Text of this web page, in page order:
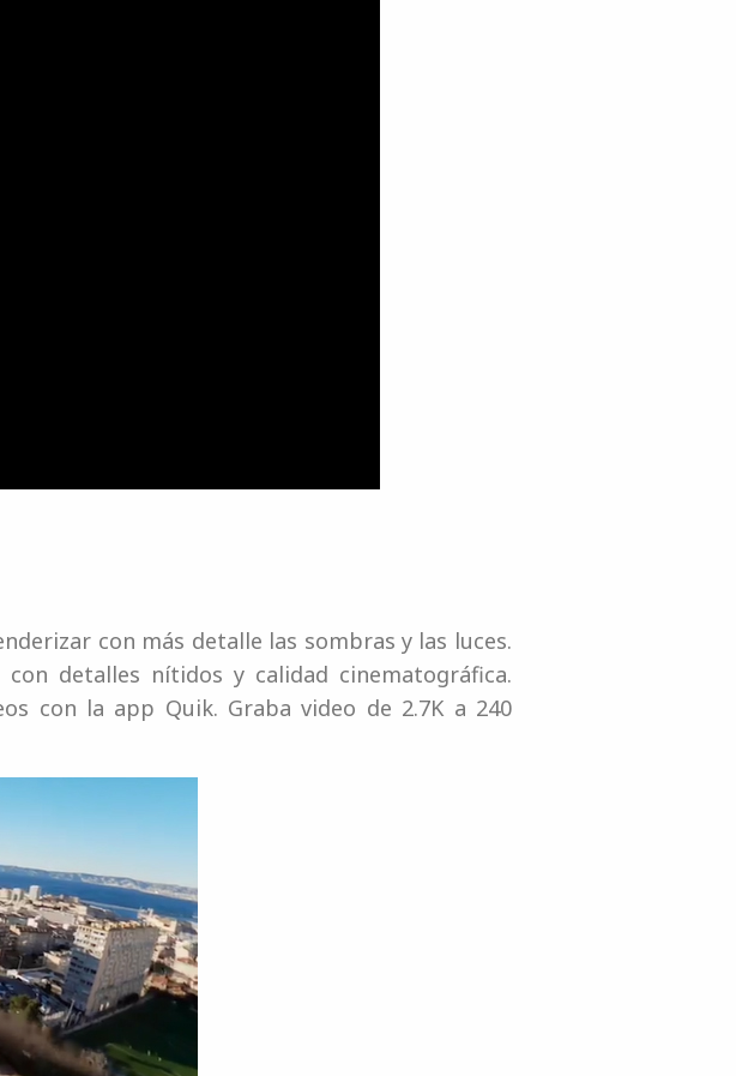
con más detalle las sombras y las luces.
detalles nítidos y calidad cinematográfica.
con la app Quik. Graba video de 2.7K a 240